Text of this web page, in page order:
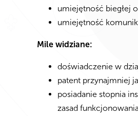
umiejętność biegłej
umiejętność
Mile widziane:
doświadczenie w
patent przynajmniej
posiadanie stopnia
zasad